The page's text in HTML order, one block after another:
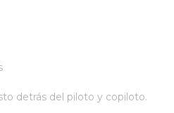
detrás del piloto y copiloto.